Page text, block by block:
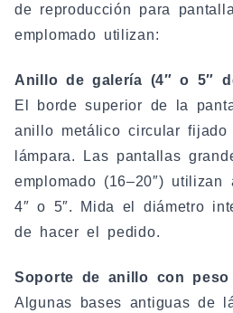
de reproducción para
emplomado utilizan:
Anillo de galería (4″ o 5″
El borde superior de la
anillo metálico circular
lámpara. Las pantallas
emplomado (16–20″)
4″ o 5″. Mida el diámetro
de hacer el pedido.
Soporte de anillo con peso
Algunas bases antiguas de